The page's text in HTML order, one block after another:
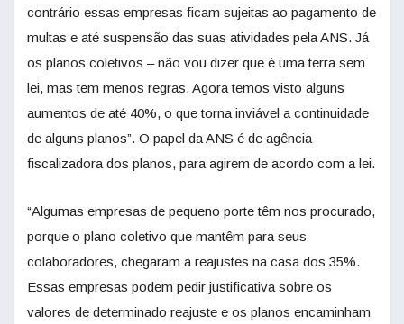
contrário essas empresas ficam sujeitas ao pagamento de
multas e até suspensão das suas atividades pela ANS. Já
os planos coletivos – não vou dizer que é uma terra sem
lei, mas tem menos regras. Agora temos visto alguns
aumentos de até 40%, o que torna inviável a continuidade
de alguns planos”. O papel da ANS é de agência
fiscalizadora dos planos, para agirem de acordo com a lei.
“Algumas empresas de pequeno porte têm nos procurado,
porque o plano coletivo que mantêm para seus
colaboradores, chegaram a reajustes na casa dos 35%.
Essas empresas podem pedir justificativa sobre os
valores de determinado reajuste e os planos encaminham